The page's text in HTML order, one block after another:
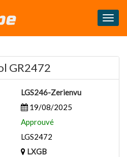
GR2472
LGS246-Zerienvu
19/08/2025
Approuvé
LGS2472
LXGB